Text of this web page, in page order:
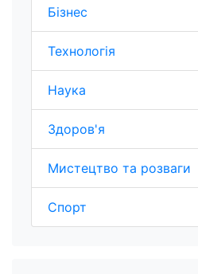
Бізнес
Технологія
Наука
Здоров'я
Мистецтво та розваги
Спорт